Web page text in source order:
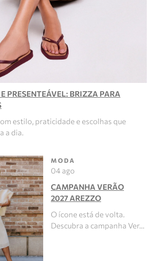
PRESENTEÁVEL: BRIZZA PARA
estilo, praticidade e escolhas que
a dia.
MODA
04 ago
CAMPANHA VERÃO
2027 AREZZO
O ícone está de volta.
Descubra a campanha Ver…